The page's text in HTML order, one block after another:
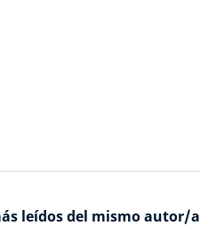
leídos del mismo autor/a